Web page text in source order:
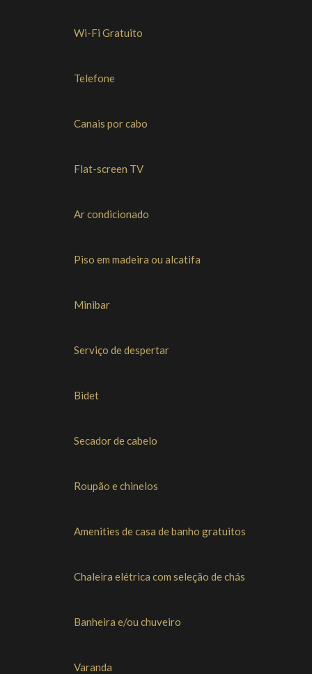
ilustrativas. A disposição, decoração e características do quarto ou
Wi-Fi Gratuito
Telefone
Canais por cabo
Flat-screen TV
Ar condicionado
Piso em madeira ou alcatifa
Minibar
Serviço de despertar
Bidet
Secador de cabelo
Roupão e chinelos
Amenities de casa de banho gratuitos
Chaleira elétrica com seleção de chás
Banheira e/ou chuveiro
Varanda